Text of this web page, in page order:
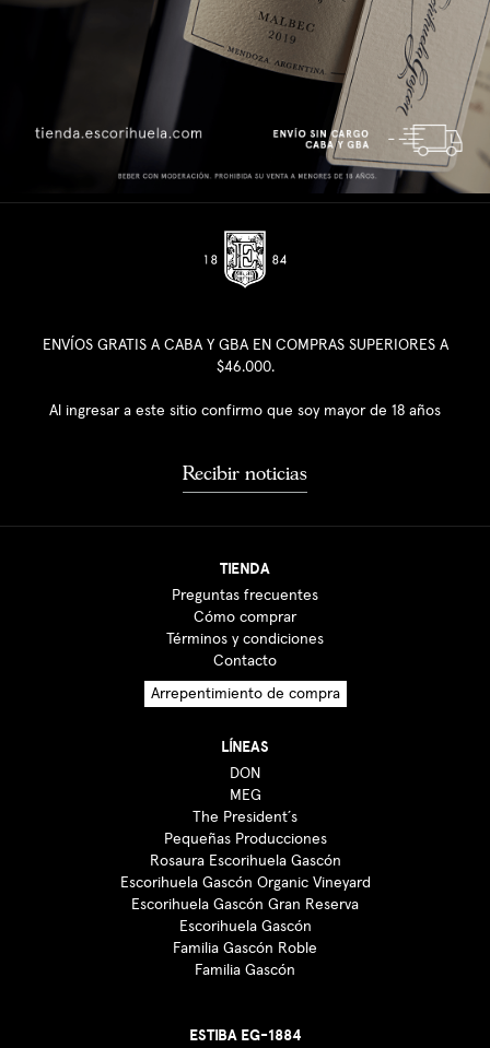
ENVÍOS GRATIS A CABA Y GBA EN COMPRAS SUPERIORES A
$46.000.
Al ingresar a este sitio confirmo que soy mayor de 18 años
Recibir noticias
TIENDA
Preguntas frecuentes
Cómo comprar
Términos y condiciones
Contacto
Arrepentimiento de compra
LÍNEAS
DON
MEG
The President´s
Pequeñas Producciones
Rosaura Escorihuela Gascón
Escorihuela Gascón Organic Vineyard
Escorihuela Gascón Gran Reserva
Escorihuela Gascón
Familia Gascón Roble
Familia Gascón
ESTIBA EG-1884